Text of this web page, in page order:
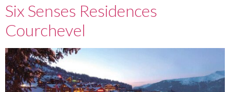
Six Senses Residences
Courchevel